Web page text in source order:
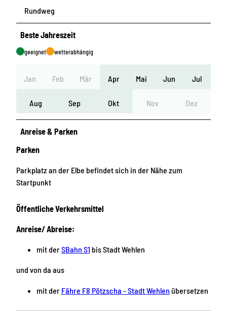
Rundweg
Beste Jahreszeit
geeignet wetterabhängig
Jan Feb Mär Apr Mai Jun Jul
Aug Sep Okt Nov Dez
Anreise & Parken
Parken
Parkplatz an der Elbe befindet sich in der Nähe zum
Startpunkt
Öffentliche Verkehrsmittel
Anreise/ Abreise:
mit derSBahn S1 bis Stadt Wehlen
und von da aus
mit der Fähre F8 Pötzscha - Stadt Wehlen übersetzen